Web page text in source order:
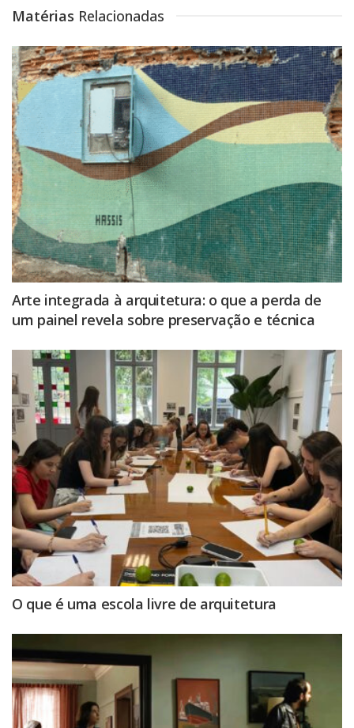
Matérias Relacionadas
Arte integrada à arquitetura: o que a perda de
um painel revela sobre preservação e técnica
O que é uma escola livre de arquitetura